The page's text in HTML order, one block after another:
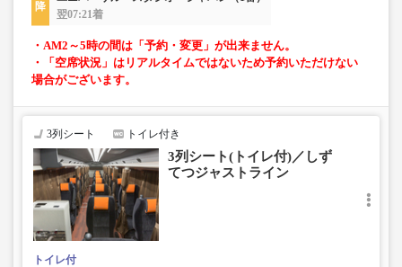
翌07:21着
・AM2～5時の間は「予約・変更」が出来ません。
・「空席状況」はリアルタイムではないため予約いただけない
場合がございます。
3列シート トイレ付き
3列シート(トイレ付)／しず
てつジャストライン
トイレ付